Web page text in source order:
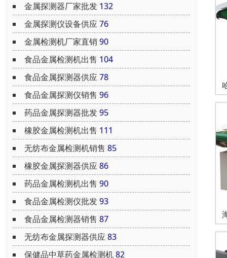
金属探测器厂家批发 132
金属探测仪设备供应76
金属检测机厂家直销 90
食品金属检测机出售 104
食品金属探测器供应78
食品金属探测仪销售 96
药品金属探测器批发95
橡胶金属检测机出售 111
无纺布金属检测机销售 85
橡胶金属探测器供应86
药品金属检测机出售 90
食品金属检测仪批发93
食品金属检测器销售 87
无纺布金属探测器供应83
保健品中草药金属检测机82